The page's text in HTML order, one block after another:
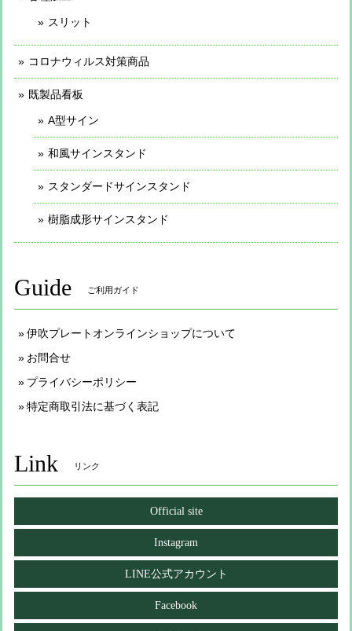
スリット
コロナウィルス対策商品
既製品看板
A型サイン
和風サインスタンド
スタンダードサインスタンド
樹脂成形サインスタンド
Guide ご利用ガイド
伊吹プレートオンラインショップについて
お問合せ
プライバシーポリシー
特定商取引法に基づく表記
Link リンク
Official site
Instagram
LINE公式アカウント
Facebook